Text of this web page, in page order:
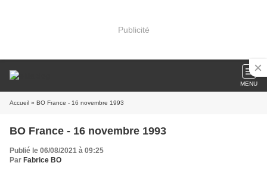
Publicité
MENU
Accueil » BO France - 16 novembre 1993
BO France - 16 novembre 1993
Publié le 06/08/2021 à 09:25
Par Fabrice BO